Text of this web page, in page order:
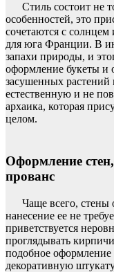
Стиль состоит не
особенностей, это
сочетаются с
для юга Франции. В
запахи природы, и
оформление букеты и
засушенных растений
естественную и не
архаика, которая
целом.
Оформление
прованс
Чаще всего, стены
нанесение ее не
приветствуется
проглядывать
подобное оформление
декоративную